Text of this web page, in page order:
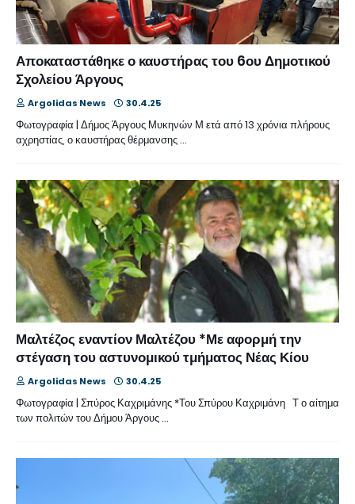
Αποκαταστάθηκε ο καυστήρας του 6ου Δημοτικού
Σχολείου Άργους
Argolidas News 30.4.25
Φωτογραφία | Δήμος Άργους Μυκηνών Μ ετά από 13 χρόνια πλήρους
αχρηστίας, ο καυστήρας θέρμανσης …
Μαλτέζος εναντίον Μαλτέζου *Με αφορμή την
στέγαση του αστυνομικού τμήματος Νέας Κίου
Argolidas News 30.4.25
Φωτογραφία | Σπύρος Καχριμάνης *Του Σπύρου Καχριμάνη Τ ο αίτημα
των πολιτών του Δήμου Άργους …